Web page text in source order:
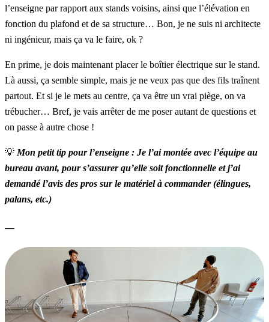
l’enseigne par rapport aux stands voisins, ainsi que l’élévation en
fonction du plafond et de sa structure… Bon, je ne suis ni architecte
ni ingénieur, mais ça va le faire, ok ?
En prime, je dois maintenant placer le boîtier électrique sur le stand.
Là aussi, ça semble simple, mais je ne veux pas que des fils traînent
partout. Et si je le mets au centre, ça va être un vrai piège, on va
trébucher… Bref, je vais arrêter de me poser autant de questions et
on passe à autre chose !
💡 Mon petit tip pour l’enseigne : Je l’ai montée avec l’équipe au
bureau avant, pour s’assurer qu’elle soit fonctionnelle et j’ai
demandé l’avis des pros sur le matériel à commander (élingues,
palans, etc.)